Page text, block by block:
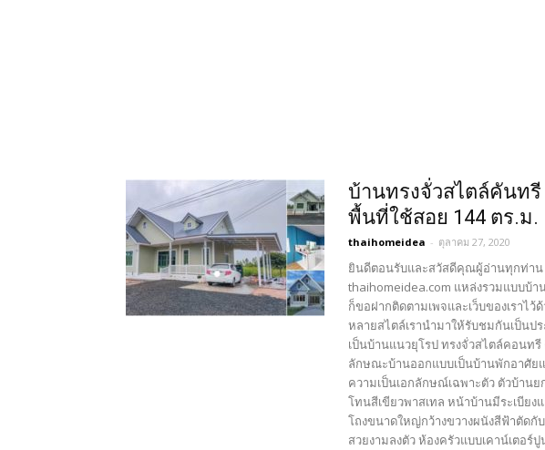
บ้านทรงจั่วสไตล์คันท
พื้นที่ใช้สอย 144 ตร.ม.
thaihomeidea - ตุลาคม 27, 2020
ยินดีตอนรับและสวัสดีคุณผู้อ่านทุกท่าน
thaihomeidea.com แหล่งรวมแบบบ้
ก็ขอฝากติดตามเพจและเว็บของเราไ
หลายสไตล์เรานำมาให้รับชมกันเป็นป
เป็นบ้านแนวยุโรป ทรงจั่วสไตล์คอนท
ลักษณะบ้านออกแบบเป็นบ้านพักอาศัย
ความเป็นเอกลักษณ์เฉพาะตัว ตัวบ้าน
โทนสีเขียวพาสเทล หน้าบ้านมีระเบีย
โถงขนาดใหญ่กว้างขวางผนังสีฟ้าตัดกั
สวยงามลงตัว ห้องครัวแบบเคาน์เตอร์